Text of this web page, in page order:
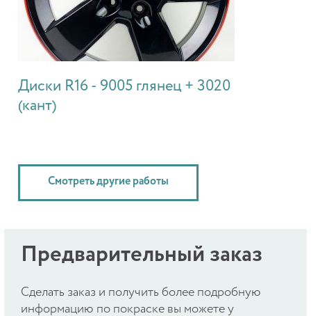
Диски R16 - 9005 глянец + 3020
(кант)
Смотреть другие работы
Предварительный заказ
Cделать заказ и получить более подробную
информацию по покраске вы можете у